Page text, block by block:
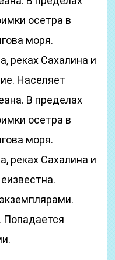
осетра в
моря.
реках Сахалина и
Населяет
В пределах
осетра в
моря.
реках Сахалина и
Попадается